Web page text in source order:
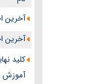
آخرین
آخرین
کلید
آموزش